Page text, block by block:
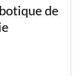
de